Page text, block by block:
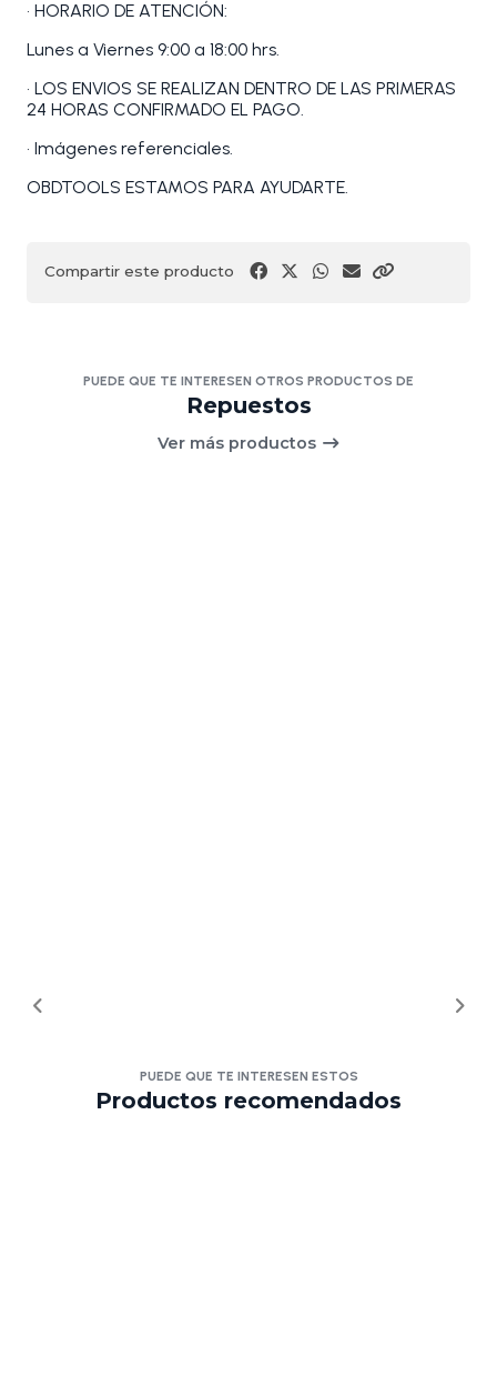
• HORARIO DE ATENCIÓN:
Lunes a Viernes 9:00 a 18:00 hrs.
• LOS ENVIOS SE REALIZAN DENTRO DE LAS PRIMERAS
24 HORAS CONFIRMADO EL PAGO.
• Imágenes referenciales.
OBDTOOLS ESTAMOS PARA AYUDARTE.
Compartir este producto
PUEDE QUE TE INTERESEN OTROS PRODUCTOS DE
Repuestos
Ver más productos
PUEDE QUE TE INTERESEN ESTOS
Productos recomendados